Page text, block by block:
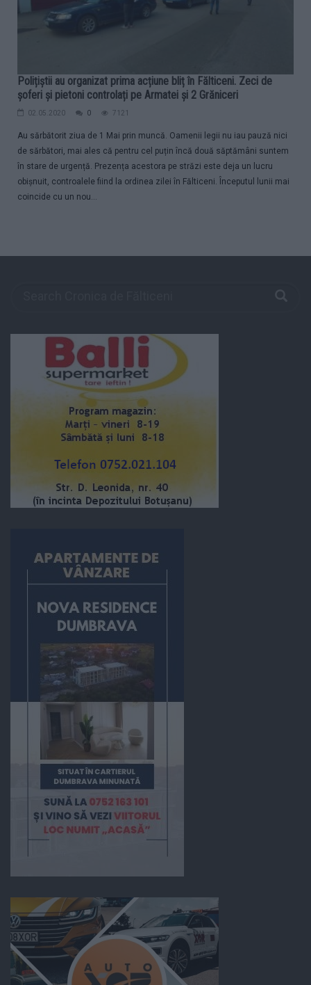
Polițiștii au organizat prima acțiune bliț în Fălticeni. Zeci de
șoferi și pietoni controlați pe Armatei și 2 Grăniceri
02.05.2020 0 7121
Au sărbătorit ziua de 1 Mai prin muncă. Oamenii legii nu iau pauză nici
de sărbători, mai ales că pentru cel puțin încă două săptămâni suntem
în stare de urgență. Prezența acestora pe străzi este deja un lucru
obișnuit, controalele fiind la ordinea zilei în Fălticeni. Începutul lunii mai
coincide cu un nou...